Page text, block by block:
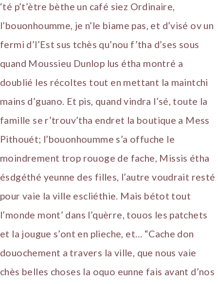
‘té p’t’ètre bèthe un café siez Ordinaire,
l’bouonhoumme, je n’le biame pas, et d’visé ov un
fermi d’l’Est sus tchès qu’nou f’tha d’ses sous
quand Moussieu Dunlop lus étha montré a
doublié les récoltes tout en mettant la maintchi
mains d’guano. Et pis, quand vindra l’sé, toute la
famille se r’trouv’tha endret la boutique a Mess
Pithouét; l’bouonhoumme s’a offuche le
moindrement trop rouoge de fache, Missis étha
ésdgéthé yeunne des filles, l’autre voudrait resté
pour vaie la ville escliéthie. Mais bétot tout
l’monde mont’ dans l’quèrre, touos les patchets
et la jougue s’ont en plieche, et… “Cache don
douochement a travers la ville, que nous vaie
chès belles choses la oquo eunne fais avant d’nos